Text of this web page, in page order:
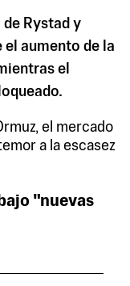
Rystad y
el aumento de la
el
el mercado
a la escasez
"nuevas